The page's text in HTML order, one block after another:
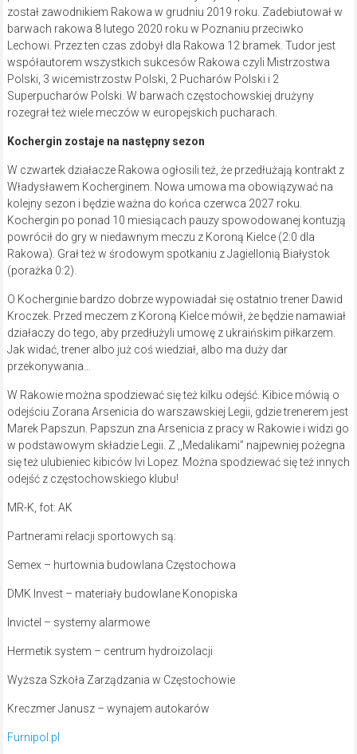
został zawodnikiem Rakowa w grudniu 2019 roku. Zadebiutował w
barwach rakowa 8 lutego 2020 roku w Poznaniu przeciwko
Lechowi. Przez ten czas zdobył dla Rakowa 12 bramek. Tudor jest
współautorem wszystkich sukcesów Rakowa czyli Mistrzostwa
Polski, 3 wicemistrzostw Polski, 2 Pucharów Polski i 2
Superpucharów Polski. W barwach częstochowskiej drużyny
rozegrał też wiele meczów w europejskich pucharach.
Kochergin zostaje na następny sezon
W czwartek działacze Rakowa ogłosili też, że przedłużają kontrakt z
Władysławem Kocherginem. Nowa umowa ma obowiązywać na
kolejny sezon i będzie ważna do końca czerwca 2027 roku.
Kochergin po ponad 10 miesiącach pauzy spowodowanej kontuzją
powrócił do gry w niedawnym meczu z Koroną Kielce (2:0 dla
Rakowa). Grał też w środowym spotkaniu z Jagiellonią Białystok
(porażka 0:2).
O Kocherginie bardzo dobrze wypowiadał się ostatnio trener Dawid
Kroczek. Przed meczem z Koroną Kielce mówił, że będzie namawiał
działaczy do tego, aby przedłużyli umowę z ukraińskim piłkarzem.
Jak widać, trener albo już coś wiedział, albo ma duży dar
przekonywania…
W Rakowie można spodziewać się też kilku odejść. Kibice mówią o
odejściu Zorana Arsenicia do warszawskiej Legii, gdzie trenerem jest
Marek Papszun. Papszun zna Arsenicia z pracy w Rakowie i widzi go
w podstawowym składzie Legii. Z ,,Medalikami” najpewniej pożegna
się też ulubieniec kibiców Ivi Lopez. Można spodziewać się też innych
odejść z częstochowskiego klubu!
MR-K, fot: AK
Partnerami relacji sportowych są:
Semex – hurtownia budowlana Częstochowa
DMK Invest – materiały budowlane Konopiska
Invictel – systemy alarmowe
Hermetik system – centrum hydroizolacji
Wyższa Szkoła Zarządzania w Częstochowie
Kreczmer Janusz – wynajem autokarów
Furnipol.pl